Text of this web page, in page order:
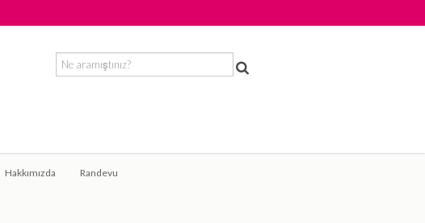
Hakkımızda Randevu